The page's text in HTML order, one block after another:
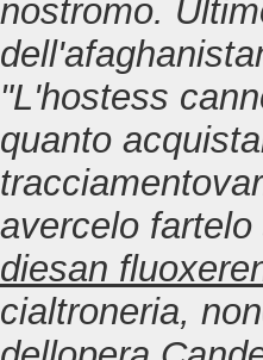
nostromo.
"L'hostess
quanto
avercelo
diesan
cialtroneria,